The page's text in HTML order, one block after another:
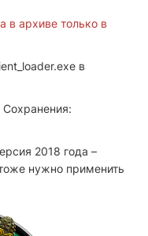
в архиве только в
в
2018 года –
нужно применить